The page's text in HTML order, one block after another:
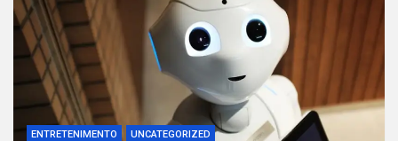
ENTRETENIMENTO UNCATEGORIZED